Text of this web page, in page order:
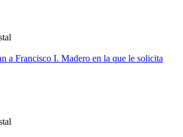
a Francisco I. Madero en la que le solicita